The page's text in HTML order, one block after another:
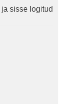
sisse logitud